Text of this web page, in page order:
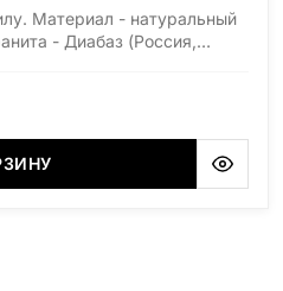
Материал - натуральный
- Диабаз (Россия,
Урал), Лезниковский
Лабродарит
Сюксюансаари
(Россия, Мурманская